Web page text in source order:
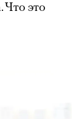
Что это